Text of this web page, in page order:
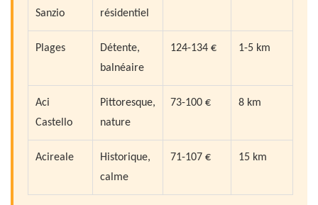
Sanzio
résidentiel
Plages
Détente,
balnéaire
124-134 € 1-5 km
Aci
Castello
Pittoresque,
nature
73-100 € 8 km
Acireale
Historique,
calme
71-107 € 15 km